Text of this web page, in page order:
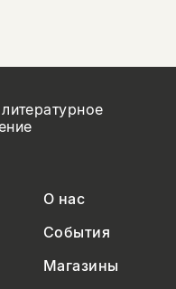
О нас
События
Магазины